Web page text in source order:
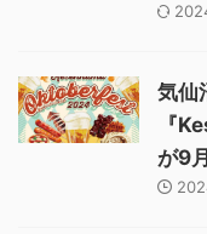
気仙
『
が9